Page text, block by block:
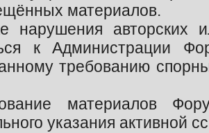
материалов.
нарушения авторских
к Администрации
требованию
материалов
указания активной